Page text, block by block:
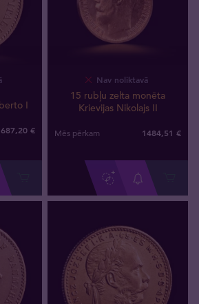
I
687,20 €
Nav noliktavā
15 rubļu zelta monēta
Krievijas Nikolajs II
Mēs pērkam 1484,51 €